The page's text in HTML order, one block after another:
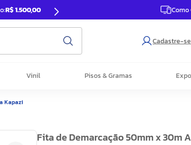
R$ 1.500,00
Cadastre-se
Vinil Pisos & Gramas
Kapazi
Fita de Demarcação 50mm x 30m